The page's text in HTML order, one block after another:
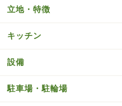
立地・特徴
キッチン
設備
駐車場・駐輪場